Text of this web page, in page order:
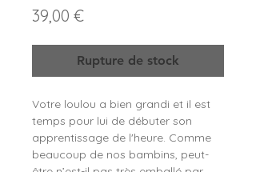
39,00 €Prix
Rupture de stock
Votre loulou a bien grandi et il est
temps pour lui de débuter son
apprentissage de l'heure. Comme
beaucoup de nos bambins, peut-